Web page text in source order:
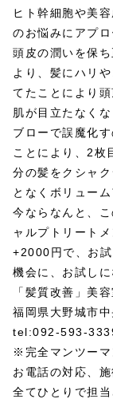
ヒト幹細胞や美
のお悩みにアプロ
頭皮の潤いを保
より、髪にハリ
てたことにより
肌が目立たなく
ブローで誤魔化
ことにより、2枚
分の髪をクシャ
となくボリュー
今ならなんと、
ャルプトリート
+2000円で、お
機会に、お試し
「髪質改善」美
福岡県大野城市
tel:092-593-
※完全マンツーマ
お電話の対応、
全てひとりで担